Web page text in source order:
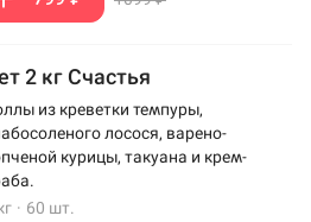
2 кг Счастья
из креветки темпуры,
лосося, варено-
курицы, такуана и крем-
· 60 шт.